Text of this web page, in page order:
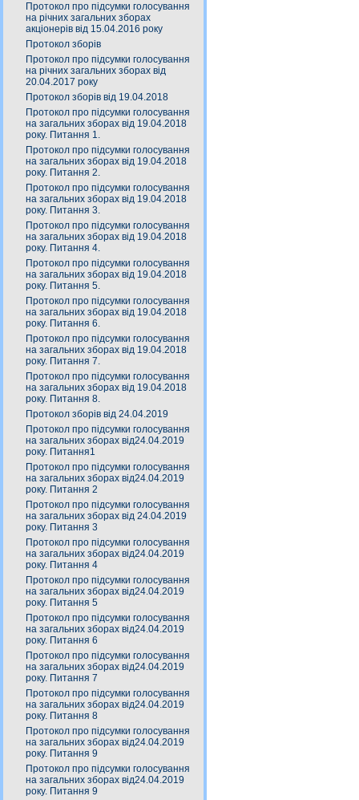
Протокол про підсумки голосування
на річних загальних зборах
акціонерів від 15.04.2016 року
Протокол зборів
Протокол про підсумки голосування
на річних загальних зборах від
20.04.2017 року
Протокол зборів від 19.04.2018
Протокол про підсумки голосування
на загальних зборах від 19.04.2018
року. Питання 1.
Протокол про підсумки голосування
на загальних зборах від 19.04.2018
року. Питання 2.
Протокол про підсумки голосування
на загальних зборах від 19.04.2018
року. Питання 3.
Протокол про підсумки голосування
на загальних зборах від 19.04.2018
року. Питання 4.
Протокол про підсумки голосування
на загальних зборах від 19.04.2018
року. Питання 5.
Протокол про підсумки голосування
на загальних зборах від 19.04.2018
року. Питання 6.
Протокол про підсумки голосування
на загальних зборах від 19.04.2018
року. Питання 7.
Протокол про підсумки голосування
на загальних зборах від 19.04.2018
року. Питання 8.
Протокол зборів від 24.04.2019
Протокол про підсумки голосування
на загальних зборах від24.04.2019
року. Питання1
Протокол про підсумки голосування
на загальних зборах від24.04.2019
року. Питання 2
Протокол про підсумки голосування
на загальних зборах від 24.04.2019
року. Питання 3
Протокол про підсумки голосування
на загальних зборах від24.04.2019
року. Питання 4
Протокол про підсумки голосування
на загальних зборах від24.04.2019
року. Питання 5
Протокол про підсумки голосування
на загальних зборах від24.04.2019
року. Питання 6
Протокол про підсумки голосування
на загальних зборах від24.04.2019
року. Питання 7
Протокол про підсумки голосування
на загальних зборах від24.04.2019
року. Питання 8
Протокол про підсумки голосування
на загальних зборах від24.04.2019
року. Питання 9
Протокол про підсумки голосування
на загальних зборах від24.04.2019
року. Питання 9